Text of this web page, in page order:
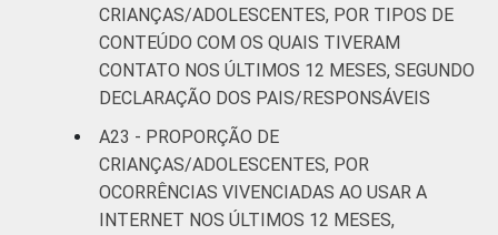
CRIANÇAS/ADOLESCENTES, POR TIPOS DE
CONTEÚDO COM OS QUAIS TIVERAM
CONTATO NOS ÚLTIMOS 12 MESES, SEGUNDO
DECLARAÇÃO DOS PAIS/RESPONSÁVEIS
A23 - PROPORÇÃO DE
CRIANÇAS/ADOLESCENTES, POR
OCORRÊNCIAS VIVENCIADAS AO USAR A
INTERNET NOS ÚLTIMOS 12 MESES,